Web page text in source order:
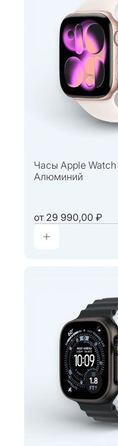
Часы Apple Watch
Алюминий
от29 990,00 ₽